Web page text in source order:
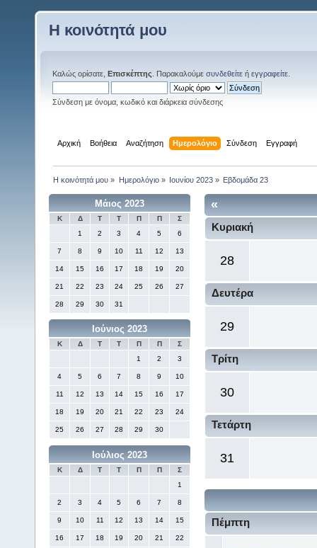
Η κοινότητά μου
Καλώς ορίσατε, Επισκέπτης . Παρακαλούμε συνδεθείτε ή εγγραφείτε
Σύνδεση με όνομα, κωδικό και διάρκεια σύνδεσης
Αρχική Βοήθεια Αναζήτηση Ημερολόγιο Σύνδεση Εγγραφή
Η κοινότητά μου » Ημερολόγιο» Ιουνίου 2023» Εβδομάδα 23
Μάιος 2023
Κ Δ Τ Τ Π Π
Σ
1
2 3 4 5 6
7 8 9 10 11 12 13
14 15 16 17 18 19 20
21 22 23 24 25 26 27
28 29 30 31
Ιούνιος 2023
Κ Δ Τ Τ Π Π
Σ
1
2 3
4 5 6 7 8 9 10
11 12 13 14 15 16 17
18 19 20 21 22 23 24
25 26 27 28 29 30
Ιούλιος 2023
Κ Δ Τ Τ Π Π
Σ
1
2 3 4 5 6 7 8
9 10 11 12 13 14 15
16 17 18 19 20 21 22
«
Κυριακή
28
Δευτέρα
29
Τρίτη
30
Τετάρτη
31
Πέμπτη